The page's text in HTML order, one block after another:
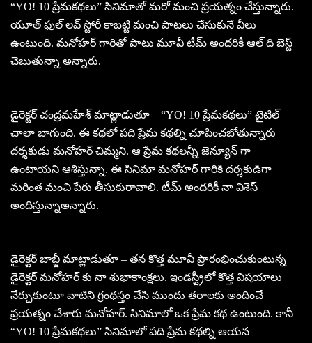
“YO! 10 ప్రేమకథలు” సినిమాతో మరో మంచి ప్రయత్నం చేస్తున్నారు.
యూత్ ఫుల్ లవ్ స్టోరీ కాబట్టి మంచి పాటలు చేసుకునే వీలు
ఉంటుంది. మనోహర్ గారితో పాటు మూవీ టీమ్ అందరికీ ఆల్ ది బెస్ట్
చెబుతున్నా అన్నారు.
డైరెక్టర్ చంద్రమహేశ్ మాట్లాడుతూ – “YO! 10 ప్రేమకథలు” టైటిల్
చాలా బాగుంది. ఈ కథలో పది ప్రేమ కథల్ని చూపించబోతున్నారు
దర్శకుడు మనోహర్ చిమ్మని. ఆ ప్రేమ కథలన్నీ జెన్యూన్ గా
ఉంటాయని ఆశిస్తున్నా. ఈ సినిమా మనోహర్ గారికి దర్శకుడిగా
మరింత మంచి పేరు తీసుకురావాలి. టీమ్ అందరికీ నా విశెస్
అందిస్తున్నాఅన్నారు.
డైరెక్టర్ బాబ్జీ మాట్లాడుతూ – తన కొత్త మూవీ ప్రారంభించుకుంటున్న
డైరెక్టర్ మనోహర్ కు నా శుభాకాంక్షలు. ఇండస్ట్రీలో కొత్త విషయాలు
నేర్చుకుంటూ వాటిని గ్రంథస్తం చేసి ముందు తరాలకు అందించే
ప్రయత్నం చేశారు మనోహర్. సినిమాలో ఒక ప్రేమ కథ ఉంటుంది. కానీ
“YO! 10 ప్రేమకథలు” సినిమాలో పది ప్రేమ కథల్ని ఆయన